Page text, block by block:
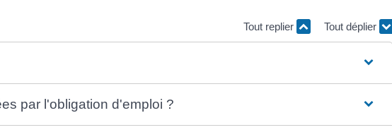
Tout replier Tout déplier
par l'obligation d'emploi ?